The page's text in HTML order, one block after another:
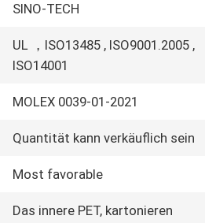
SINO-TECH
UL ，ISO13485 , ISO9001.2005 ,
ISO14001
MOLEX 0039-01-2021
Quantität kann verkäuflich sein
Most favorable
Das innere PET, kartonieren